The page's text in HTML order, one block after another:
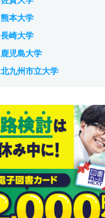
熊本大学
長崎大学
鹿児島大学
北九州市立大学